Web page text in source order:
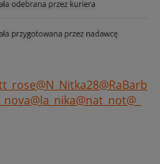
@N_Nitka28@RaBarb
@la_nika@nat_not@_